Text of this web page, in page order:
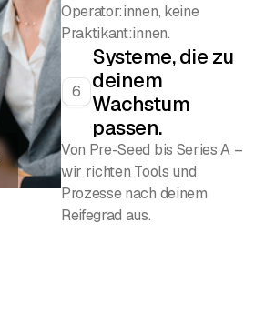
Operator:innen, keine
Praktikant:innen.
6
Systeme, die zu
deinem
Wachstum
passen.
Von Pre-Seed bis Series A –
wir richten Tools und
Prozesse nach deinem
Reifegrad aus.